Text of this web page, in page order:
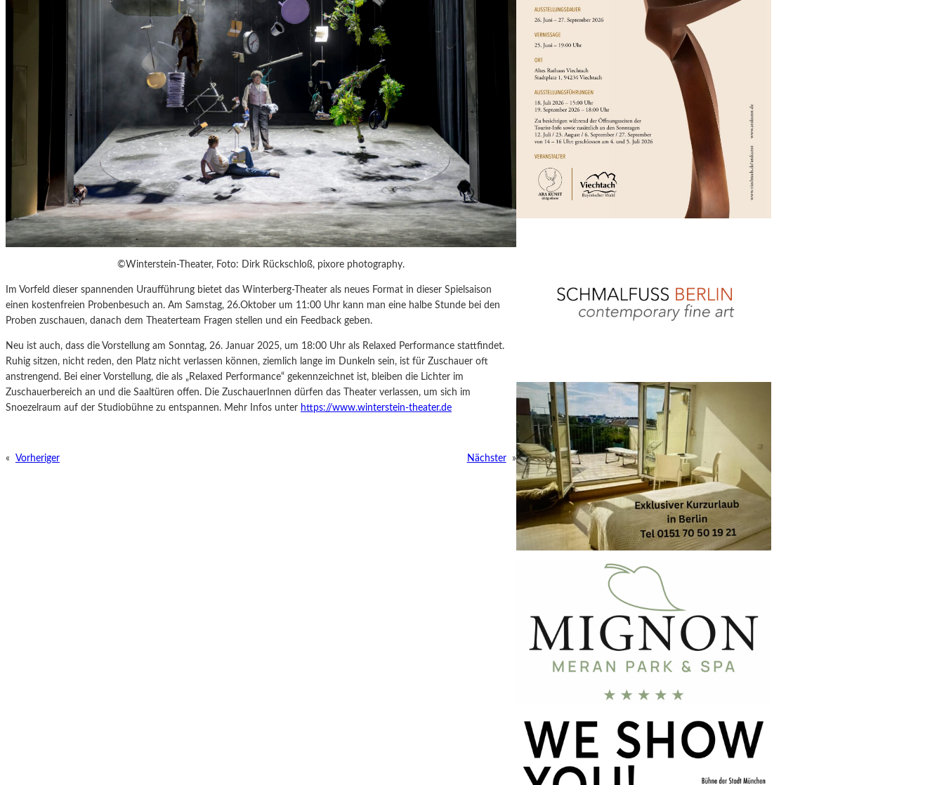
©Winterstein-Theater, Foto: Dirk Rückschloß, pixore photography.
Im Vorfeld dieser spannenden Uraufführung bietet das Winterberg-Theater als neues Format in dieser Spielsaison
einen kostenfreien Probenbesuch an. Am Samstag, 26.Oktober um 11:00 Uhr kann man eine halbe Stunde bei den
Proben zuschauen, danach dem Theaterteam Fragen stellen und ein Feedback geben.
Neu ist auch, dass die Vorstellung am Sonntag, 26. Januar 2025, um 18:00 Uhr als Relaxed Performance stattfindet.
Ruhig sitzen, nicht reden, den Platz nicht verlassen können, ziemlich lange im Dunkeln sein, ist für Zuschauer oft
anstrengend. Bei einer Vorstellung, die als „Relaxed Performance“ gekennzeichnet ist, bleiben die Lichter im
Zuschauerbereich an und die Saaltüren offen. Die ZuschauerInnen dürfen das Theater verlassen, um sich im
Snoezelraum auf der Studiobühne zu entspannen. Mehr Infos unter https://www.winterstein-theater.de
« Vorheriger Nächster »